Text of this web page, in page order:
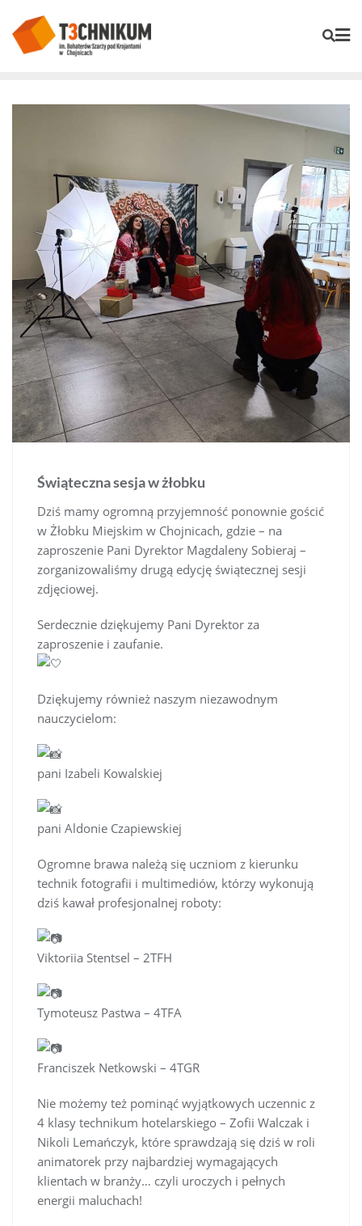
Świąteczna sesja w żłobku
Dziś mamy ogromną przyjemność ponownie gościć
w Żłobku Miejskim w Chojnicach, gdzie – na
zaproszenie Pani Dyrektor Magdaleny Sobieraj –
zorganizowaliśmy drugą edycję świątecznej sesji
zdjęciowej.
Serdecznie dziękujemy Pani Dyrektor za
zaproszenie i zaufanie.
Dziękujemy również naszym niezawodnym
nauczycielom:
pani Izabeli Kowalskiej
pani Aldonie Czapiewskiej
Ogromne brawa należą się uczniom z kierunku
technik fotografii i multimediów, którzy wykonują
dziś kawał profesjonalnej roboty:
Viktoriia Stentsel – 2TFH
Tymoteusz Pastwa – 4TFA
Franciszek Netkowski – 4TGR
Nie możemy też pominąć wyjątkowych uczennic z
4 klasy technikum hotelarskiego – Zofii Walczak i
Nikoli Lemańczyk, które sprawdzają się dziś w roli
animatorek przy najbardziej wymagających
klientach w branży… czyli uroczych i pełnych
energii maluchach!